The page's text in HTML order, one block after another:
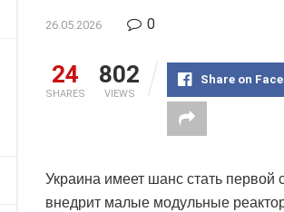
26.05.2026 0
24
SHARES
802
VIEWS
Share on
Украина имеет шанс стать первой
внедрит малые модульные